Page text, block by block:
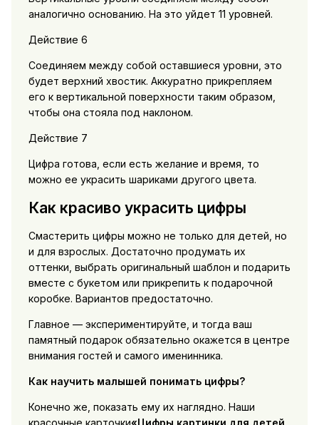
аналогично основанию. На это уйдет 11 уровней.
Действие 6
Соединяем между собой оставшиеся уровни, это
будет верхний хвостик. Аккуратно прикрепляем
его к вертикальной поверхности таким образом,
чтобы она стояла под наклоном.
Действие 7
Цифра готова, если есть желание и время, то
можно ее украсить шариками другого цвета.
Как красиво украсить цифры
Смастерить цифры можно не только для детей, но
и для взрослых. Достаточно продумать их
оттенки, выбрать оригинальный шаблон и подарить
вместе с букетом или прикрепить к подарочной
коробке. Вариантов предостаточно.
Главное — экспериментируйте, и тогда ваш
памятный подарок обязательно окажется в центре
внимания гостей и самого именинника.
Как научить малышей понимать цифры?
Конечно же, показать ему их наглядно. Наши
красочные карточки«Цифры картинки для детей